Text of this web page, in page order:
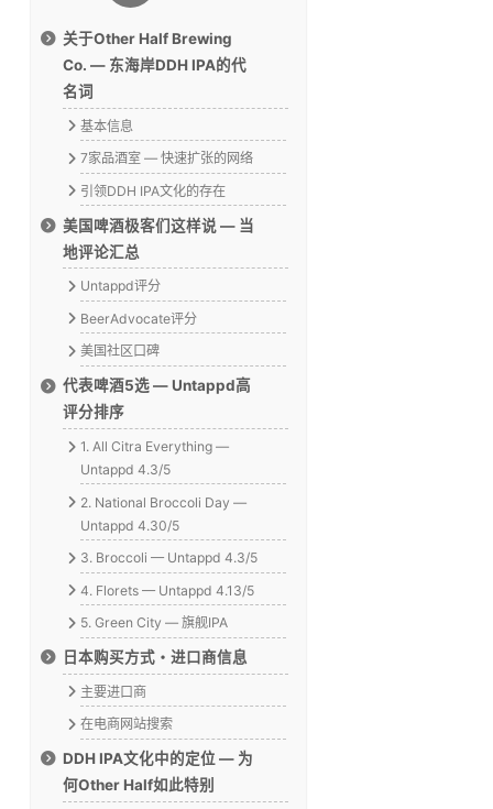
关于Other Half Brewing
Co. — 东海岸DDH IPA的代
名词
基本信息
7家品酒室 — 快速扩张的网络
引领DDH IPA文化的存在
美国啤酒极客们这样说 — 当
地评论汇总
Untappd评分
BeerAdvocate评分
美国社区口碑
代表啤酒5选 — Untappd高
评分排序
1. All Citra Everything —
Untappd 4.3/5
2. National Broccoli Day —
Untappd 4.30/5
3. Broccoli — Untappd 4.3/5
4. Florets — Untappd 4.13/5
5. Green City — 旗舰IPA
日本购买方式・进口商信息
主要进口商
在电商网站搜索
DDH IPA文化中的定位 — 为
何Other Half如此特别